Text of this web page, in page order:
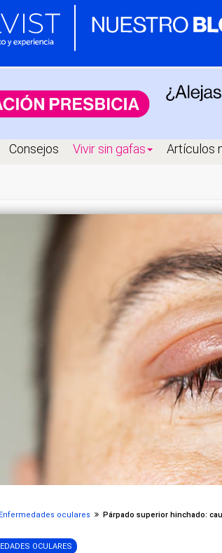
Consejos Vivir sin gafas Artículos
Enfermedades oculares Párpado superior hinchado:
OCULARES